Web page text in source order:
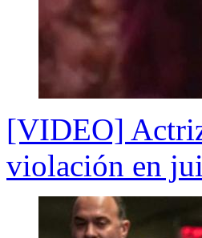
[VIDEO]
violación en